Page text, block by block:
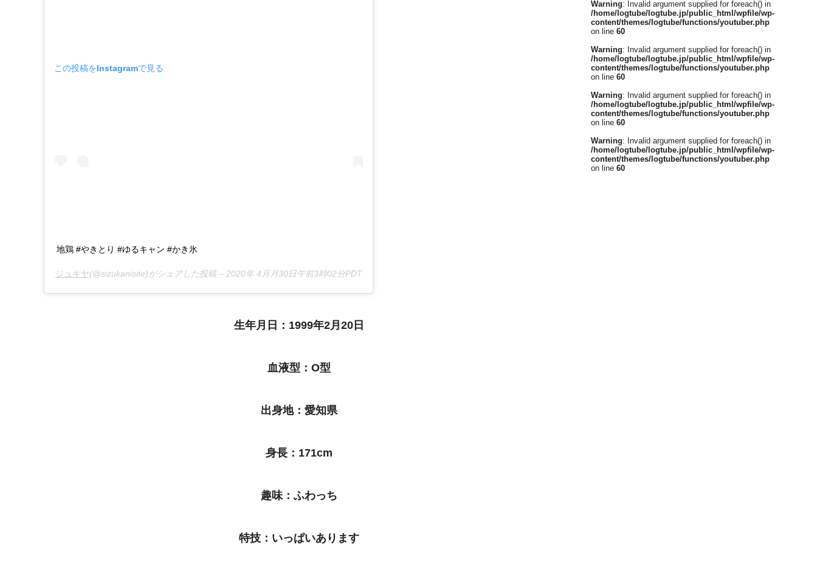
この投稿をInstagramで見る
地鶏 #やきとり #ゆるキャン #かき氷
ジュキヤ(@sizukanisite)がシェアした投稿 – 2020年 4月月30日午前3時02分PDT
生年月日：1999年2月20日
血液型：O型
出身地：愛知県
身長：171cm
趣味：ふわっち
特技：いっぱいあります
Warning: Invalid argument supplied for foreach() in
/home/logtube/logtube.jp/public_html/wpfile/wp-
content/themes/logtube/functions/youtuber.php
on line 60
Warning: Invalid argument supplied for foreach() in
/home/logtube/logtube.jp/public_html/wpfile/wp-
content/themes/logtube/functions/youtuber.php
on line 60
Warning: Invalid argument supplied for foreach() in
/home/logtube/logtube.jp/public_html/wpfile/wp-
content/themes/logtube/functions/youtuber.php
on line 60
Warning: Invalid argument supplied for foreach() in
/home/logtube/logtube.jp/public_html/wpfile/wp-
content/themes/logtube/functions/youtuber.php
on line 60